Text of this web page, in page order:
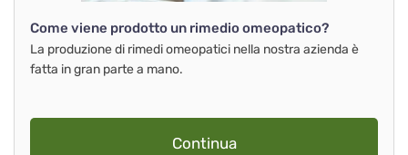
Come viene prodotto un rimedio omeopatico?
La produzione di rimedi omeopatici nella nostra azienda è
fatta in gran parte a mano.
Continua